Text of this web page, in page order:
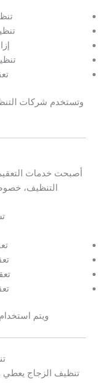
وتستخدم شركات
أصبحت خدمات
التنظيف،
ويتم
تنظيف الزجاج يعطي